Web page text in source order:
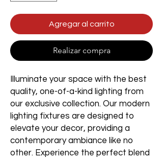
Agregar al carrito
Realizar compra
Illuminate your space with the best
quality, one-of-a-kind lighting from
our exclusive collection. Our modern
lighting fixtures are designed to
elevate your decor, providing a
contemporary ambiance like no
other. Experience the perfect blend